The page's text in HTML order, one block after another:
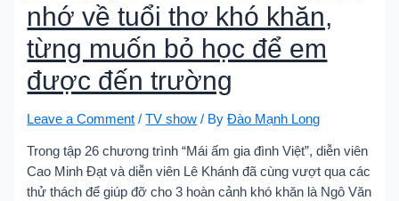
nhớ về tuổi thơ khó khăn,
từng muốn bỏ học để em
được đến trường
Leave a Comment /TV show / ByĐào Mạnh Long
Trong tập 26 chương trình “Mái ấm gia đình Việt”, diễn viên
Cao Minh Đạt và diễn viên Lê Khánh đã cùng vượt qua các
thử thách để giúp đỡ cho 3 hoàn cảnh khó khăn là Ngô Văn